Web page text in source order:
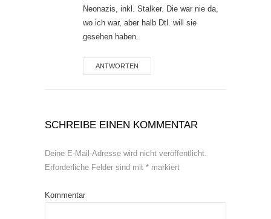
Neonazis, inkl. Stalker. Die war nie da,
wo ich war, aber halb Dtl. will sie
gesehen haben.
ANTWORTEN
SCHREIBE EINEN KOMMENTAR
Deine E-Mail-Adresse wird nicht veröffentlicht.
Erforderliche Felder sind mit * markiert
Kommentar